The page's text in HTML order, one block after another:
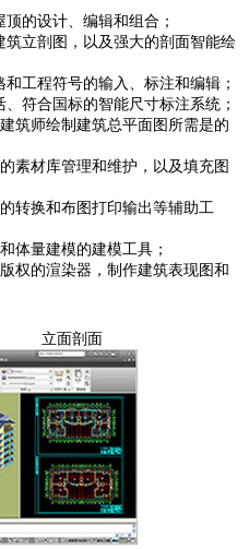
的设计、编辑和组合；
立剖图，以及强大的剖面智能绘
工程符号的输入、标注和编辑；
符合国标的智能尺寸标注系统；
筑师绘制建筑总平面图所需是的
素材库管理和维护，以及填充图
转换和布图打印输出等辅助工
体量建模的建模工具；
权的渲染器，制作建筑表现图和
立面剖面